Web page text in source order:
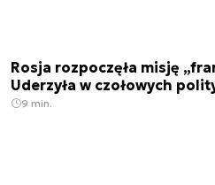
Rosja rozpoczęła misję
Uderzyła w czołowych
9 min.